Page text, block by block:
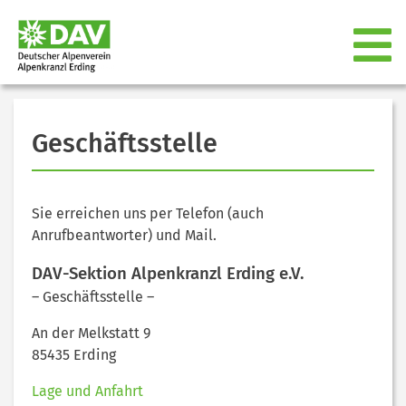
Geschäftsstelle
Sie erreichen uns per Telefon (auch
Anrufbeantworter) und Mail.
DAV-Sektion Alpenkranzl Erding e.V.
– Geschäftsstelle –
An der Melkstatt 9
85435 Erding
Lage und Anfahrt